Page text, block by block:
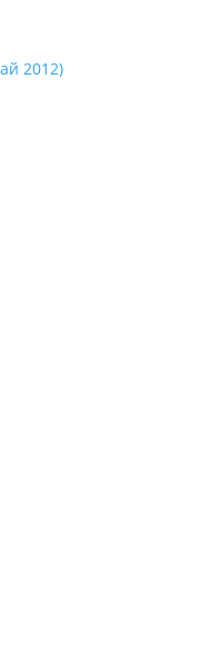
2012)